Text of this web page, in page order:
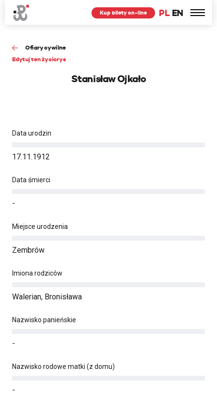
PL EN
Kup bilety on-line
Ofiary cywilne
Edytuj ten życiorys
Stanisław Ojkało
Data urodzin
17.11.1912
Data śmierci
-
Miejsce urodzenia
Zembrów
Imiona rodziców
Walerian, Bronisława
Nazwisko panieńskie
-
Nazwisko rodowe matki (z domu)
-